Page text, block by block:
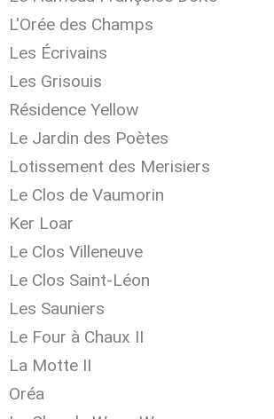
L'Orée des Champs
Les Écrivains
Les Grisouis
Résidence Yellow
Le Jardin des Poètes
Lotissement des Merisiers
Le Clos de Vaumorin
Ker Loar
Le Clos Villeneuve
Le Clos Saint-Léon
Les Sauniers
Le Four à Chaux II
La Motte II
Oréa